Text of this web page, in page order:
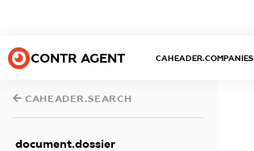
CONTR AGENT CAHEADER.COMPANIES
CAHEADER.SEARCH
document.dossier